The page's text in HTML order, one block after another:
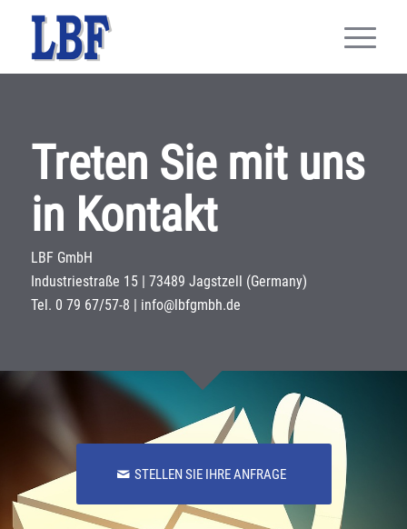
Treten Sie mit uns
in Kontakt
LBF GmbH
Industriestraße 15 | 73489 Jagstzell (Germany)
Tel. 0 79 67/57-8 | info@lbfgmbh.de
STELLEN SIE IHRE ANFRAGE